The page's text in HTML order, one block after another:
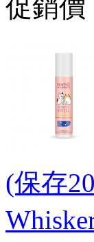
促銷價
(保存